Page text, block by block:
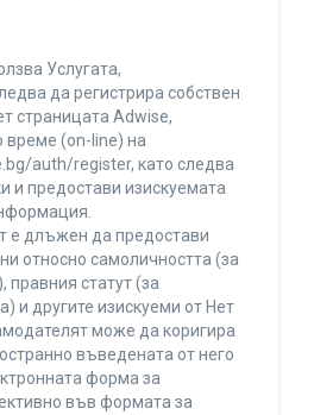
Услугата,
да регистрира собствен
страницата Adwise,
време (on-line) на
auth/register, като следва
и предостави изискуемата
е длъжен да предостави
относно самоличността (за
правния статут (за
и другите изискуеми от Нет
може да коригира
въведената от него
форма за
във формата за